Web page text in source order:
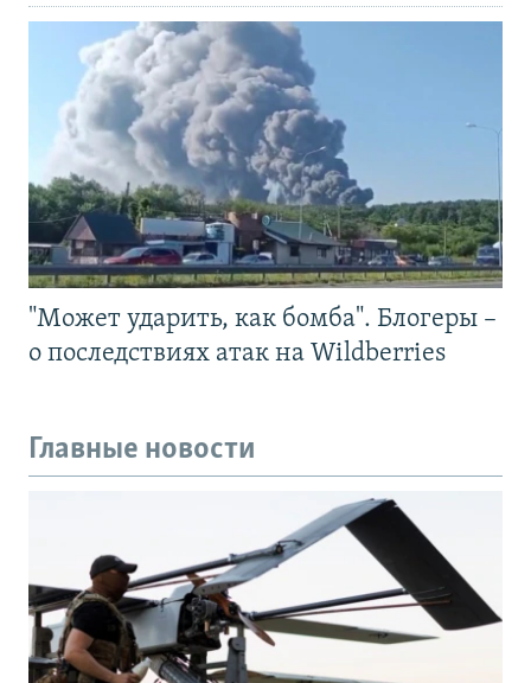
"Может ударить, как бомба". Блогеры –
о последствиях атак на Wildberries
Главные новости